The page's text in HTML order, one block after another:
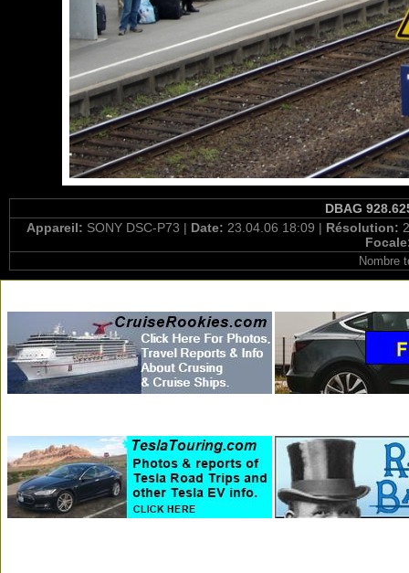
DBAG
Appareil: SONY DSC-P73 | Date: 23.04.06 18:09 | Résolution:
Nombre